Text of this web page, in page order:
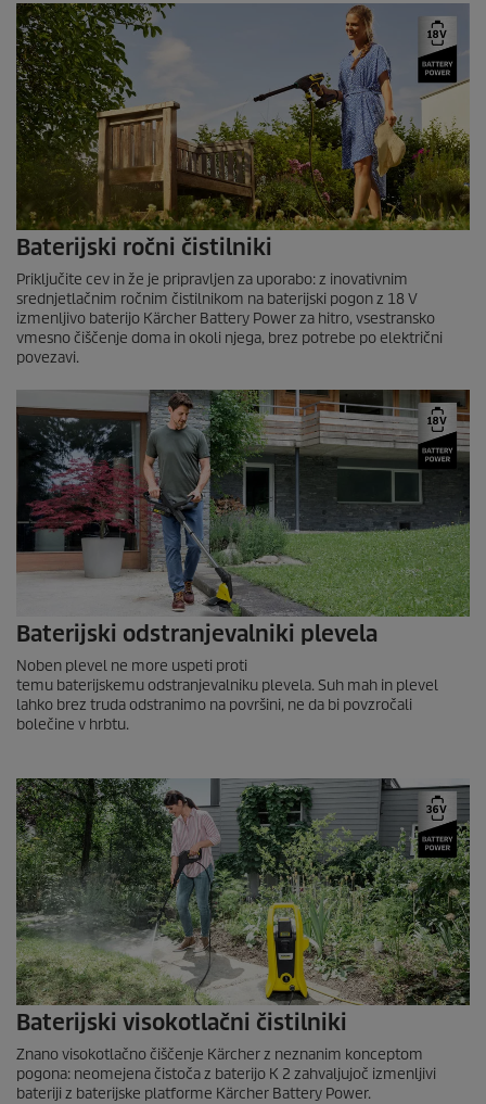
Baterijski ročni čistilniki
Priključite cev in že je pripravljen za uporabo: z inovativnim
srednjetlačnim ročnim čistilnikom na baterijski pogon z 18 V
izmenljivo baterijo Kärcher Battery Power za hitro, vsestransko
vmesno čiščenje doma in okoli njega, brez potrebe po električni
povezavi.
Baterijski odstranjevalniki plevela
Noben plevel ne more uspeti proti
temu baterijskemu odstranjevalniku plevela. Suh mah in plevel
lahko brez truda odstranimo na površini, ne da bi povzročali
bolečine v hrbtu.
Baterijski visokotlačni čistilniki
Znano visokotlačno čiščenje Kärcher z neznanim konceptom
pogona: neomejena čistoča z baterijo K 2 zahvaljujoč izmenljivi
bateriji z baterijske platforme Kärcher Battery Power.